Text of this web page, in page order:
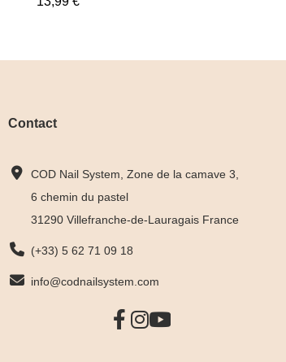
Rubber Base
Ultra Pink
Contact
COD Nail System, Zone de la camave 3,
6 chemin du pastel
31290 Villefranche-de-Lauragais France
(+33) 5 62 71 09 18
info@codnailsystem.com